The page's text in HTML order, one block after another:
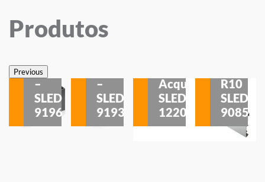
Produtos
PreviousSobrepor
–
SLED
9196
–
SLED
9193
Acqua
SLED
1220
R10
SLED
9085